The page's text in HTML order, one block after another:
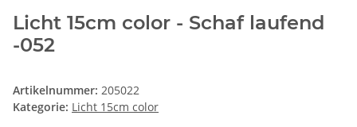
Licht 15cm color - Schaf laufend
-052
Artikelnummer: 205022
Kategorie: Licht 15cm color